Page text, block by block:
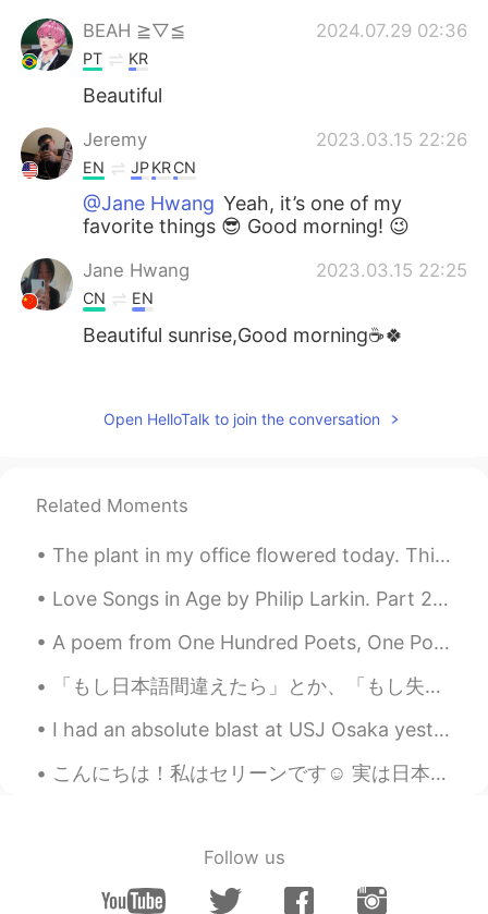
BEAH ≧⁠▽⁠≦ 2024.07.29 02:36
PT KR
Beautiful
Jeremy 2023.03.15 22:26
EN JPKRCN
@Jane Hwang Yeah, it’s one of my
favorite things 😎 Good morning! 😉
Jane Hwang 2023.03.15 22:25
CN EN
Beautiful sunrise,Good morning☕🍀
CN EN
@Jeremydoyoulikechina?
莫斯科没有眼泪 2023.03.08 17:56
EN JP KRCN
莫斯科没有眼泪
EN
Open HelloTalk to join the conversation
Related Moments
The plant in my office flowered today. This plant has many names but I think it’s commonly called...
Love Songs in Age by Philip Larkin. Part 2 of 2. The glare of that much-mentioned brilliance, l...
A poem from One Hundred Poets, One Poem Each (Hyakunin isshu, 百人一首) by Fujiwara no Teika. Transl...
「もし日本語間違えたら」とか、「もし失礼なことをしたら」と色々自信持たずに人と接してうまく行かなかったら「あーやっぱまだまだだ」と日本語のさいにするけど、本当はうまく行かなかった理由は、その自信...
I had an absolute blast at USJ Osaka yesterday, spent the entire day inside!🦖☀️🦈🕸🎉🌈 とてもつかれたー！でもた...
こんにちは！私はセリーンです☺️ 実は日本人とスリランカ人のハーフです。 私はイギリス🇬🇧に住んでいて、医者として働いています。 私の母語は英語です。 日本語は話せますが、読み書きを上達させた...
Follow us